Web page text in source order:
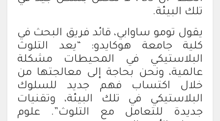
تلك البيئة.
يقول تومو ساوابي، قائد فريق البحث في
كلية جامعة هوكايدو: “يعد التلوث
البلاستيكي في المحيطات مشكلة
عالمية، ونحن بحاجة إلى معالجتها من
خلال اكتساب فهم جديد للسلوك
البلاستيكي في تلك البيئة، وتقنيات
جديدة للتعامل مع التلوث”. علوم